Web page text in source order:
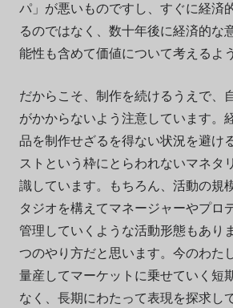
パ」が悪いものですし、すぐに経済
るのではなく、数十年後に経済的な
能性も含めて価値について考えるよ
だからこそ、制作を続けるうえで、
がかからないよう注意しています。
品を制作せざるを得ない状況を避け
ストという枠にとらわれないマネタ
識しています。もちろん、活動の規
タジオを構えてマネージャーやプロ
管理していくような活動形態もあり
つのやり方だと思います。今のわた
量産してマーケットに乗せていく短
なく、長期にわたって表現を探求し